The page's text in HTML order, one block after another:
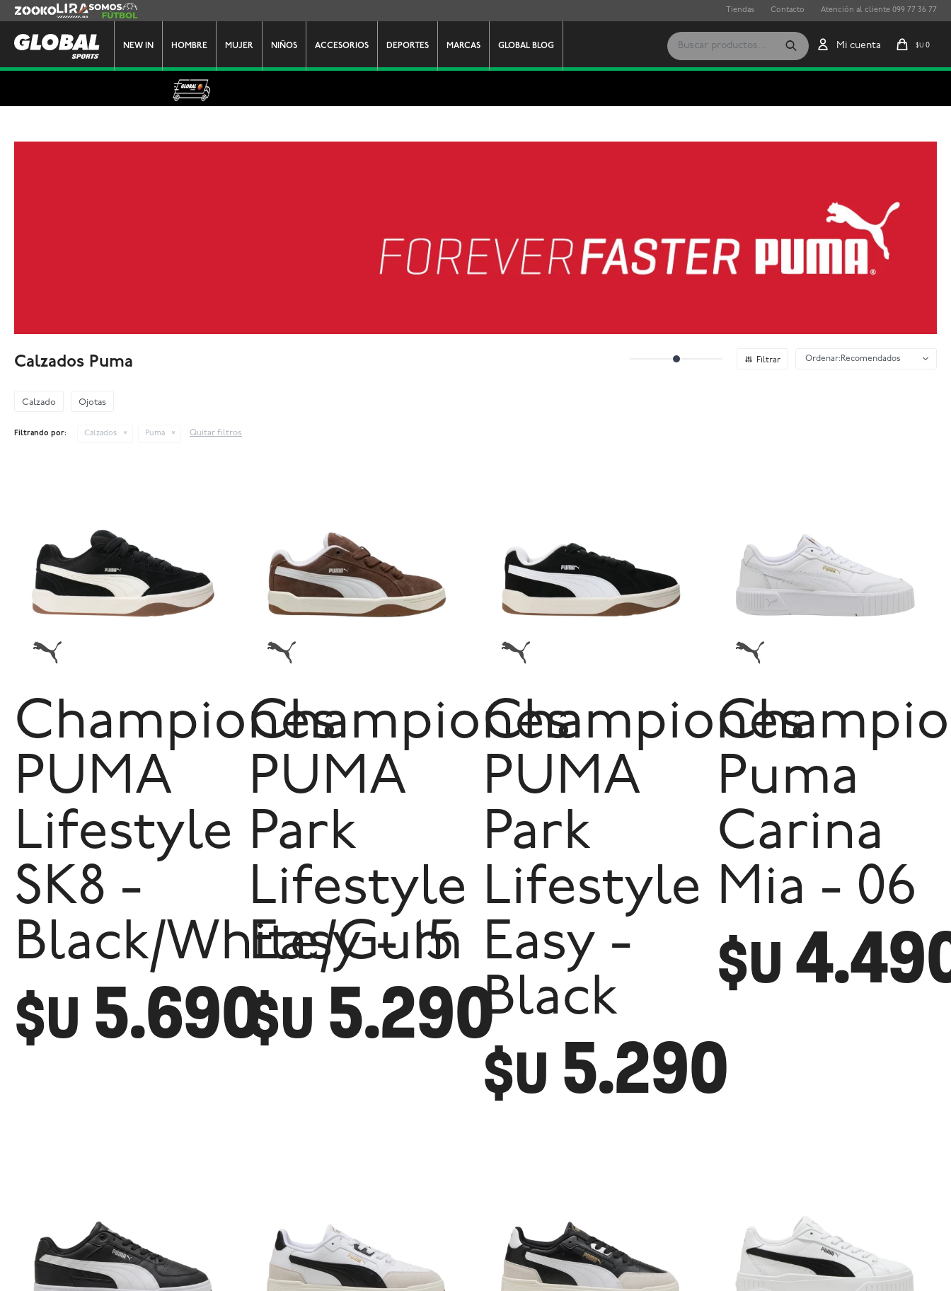
NEW IN HOMBRE MUJER NIÑOS ACCESORIOS DEPORTES MARCAS GLOBAL BLOG $U 0
Zooko Lira Somos Futbol Tiendas Contacto Atención al cliente 099 77 36 77
Calzados Puma Recomendados
Calzado Ojotas
Filtrando por: Calzados Puma Quitar filtros
Championes
PUMA
Lifestyle
SK8 -
Black/White/Gum
$U 5.690
Championes
PUMA
Park
Lifestyle
Easy - 15
$U 5.290
Championes
PUMA
Park
Lifestyle
Easy -
Black
$U 5.290
Puma
Carina
Mia - 06
$U